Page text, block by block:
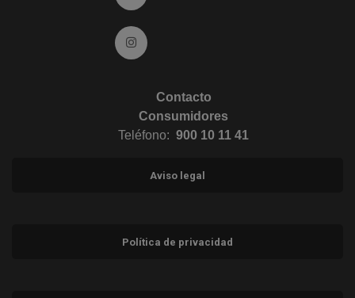
Ir a Instagram (abre en ventana nueva)
Contacto
Consumidores
Teléfono: 900 10 11 41
Aviso legal
Política de privacidad